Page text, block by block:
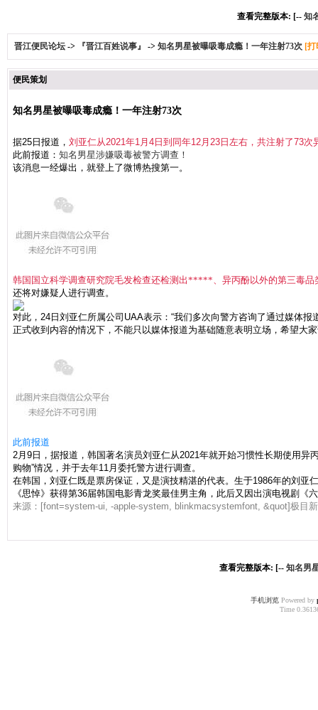
查看完整版本: [-- 知
晋江便民论坛 -> 『晋江百姓说事』 -> 知名男星被曝吸毒成瘾！一年注射73次 [
便民策划
知名男星被曝吸毒成瘾！一年注射73次
据25日报道， 刘亚仁从2021年1月4日到同年12月23日左右，共注射了73
此前报道： 知名男星涉嫌吸毒被警方调查！
该消息一经爆出，就登上了微博热搜第一。
韩国国立科学调查研究院毛发检查还检测出*****、异丙酚以外的第三毒品
还将对嫌疑人进行调查。
对此，24日刘亚仁所属公司UAA表示：“我们多次向警方咨询了通过媒体报
正式收到内容的情况下，不能只以媒体报道为基础随意表明立场，希望大家
此前报道
2月9日，据报道，韩国著名演员刘亚仁从2021年就开始习惯性长期使用
购物”情况，并于去年11月委托警方进行调查。
在韩国，刘亚仁既是票房保证，又是演技精湛的代表。生于1986年的刘
《思悼》获得第36届韩国电影青龙奖最佳男主角，此后又因出演电视剧《
来源：[font=system-ui, -apple-system, blinkmacsystemfont, &quot]极目
查看完整版本: [-- 知名男
手机浏览Powered by
Time